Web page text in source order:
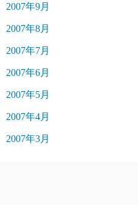
2007年9月
2007年8月
2007年7月
2007年6月
2007年5月
2007年4月
2007年3月